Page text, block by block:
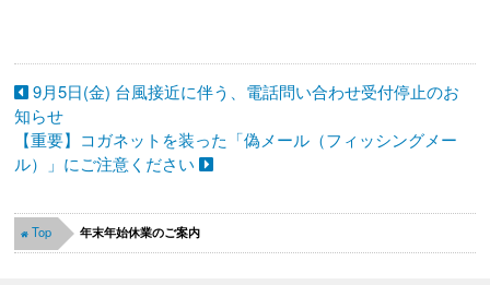
9月5日(金) 台風接近に伴う、電話問い合わせ受付停止のお
知らせ
【重要】コガネットを装った「偽メール（フィッシングメー
ル）」にご注意ください
Top 年末年始休業のご案内